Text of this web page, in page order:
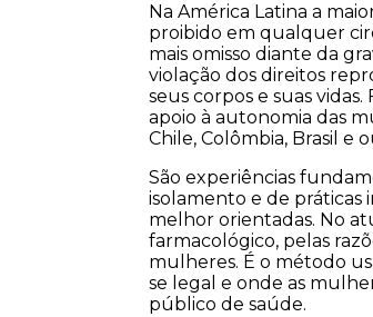
Na América Latina a
proibido em qualquer
mais omisso diante da
violação dos direitos
seus corpos e suas
apoio à autonomia das
Chile, Colômbia, Brasil e
São experiências
isolamento e de práticas
melhor orientadas. No
farmacológico, pelas
mulheres. É o método
se legal e onde as
público de saúde.